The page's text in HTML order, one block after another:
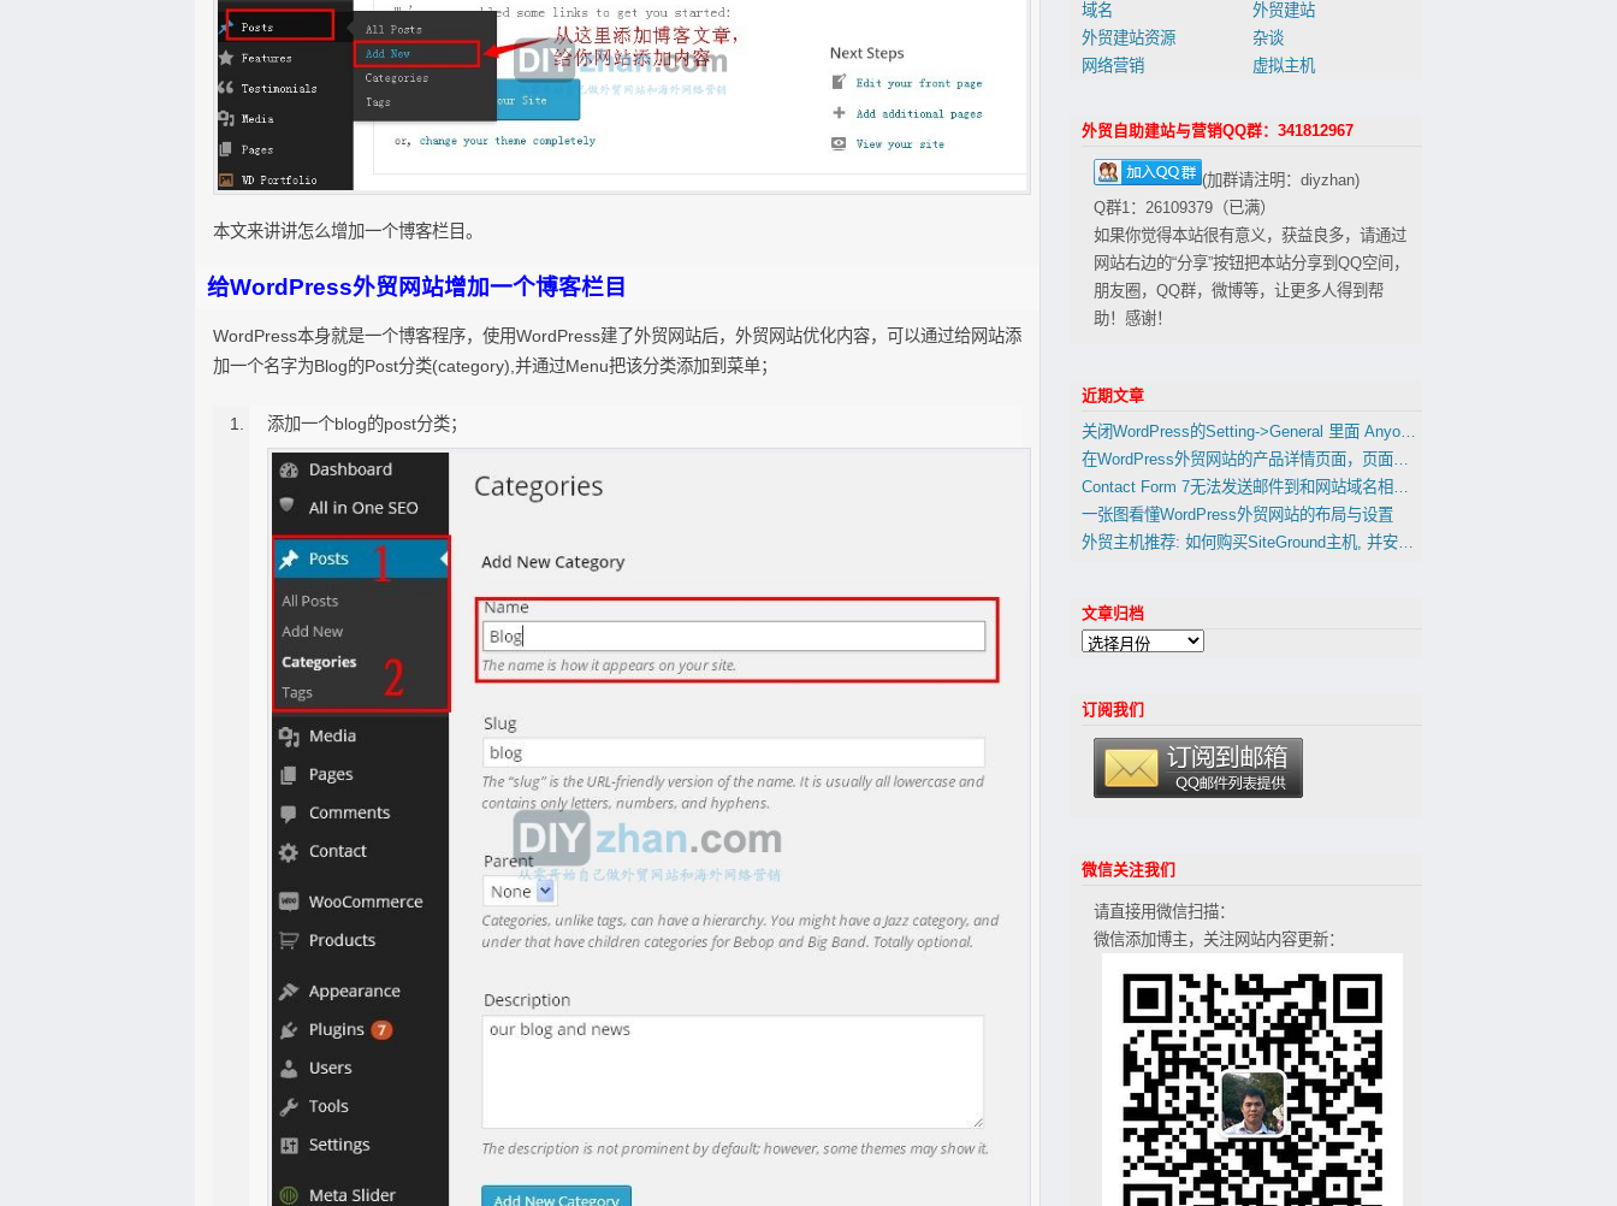
本文来讲讲怎么增加一个博客栏目。
给WordPress外贸网站增加一个博客栏目
WordPress本身就是一个博客程序，使用WordPress建了外贸网站后，外贸网站优化内容，可以通过给网站添
加一个名字为Blog的Post分类(category),并通过Menu把该分类添加到菜单；
添加一个blog的post分类；
域名
外贸建站
外贸建站资源
杂谈
网络营销
虚拟主机
外贸自助建站与营销QQ群：341812967
(加群请注明：diyzhan)
Q群1：26109379（已满）
如果你觉得本站很有意义，获益良多，请通过
网站右边的“分享”按钮把本站分享到QQ空间，
朋友圈，QQ群，微博等，让更多人得到帮
助！感谢！
近期文章
关闭WordPress的Setting->General 里面 Anyone can register 会影响到woocommerce的用户注册功能吗？
在WordPress外贸网站的产品详情页面，页面，文章中插入表格
Contact Form 7无法发送邮件到和网站域名相同的邮箱的解决办法
一张图看懂WordPress外贸网站的布局与设置
外贸主机推荐: 如何购买SiteGround主机, 并安装WordPress(置顶)
文章归档
订阅我们
微信关注我们
请直接用微信扫描：
微信添加博主，关注网站内容更新：